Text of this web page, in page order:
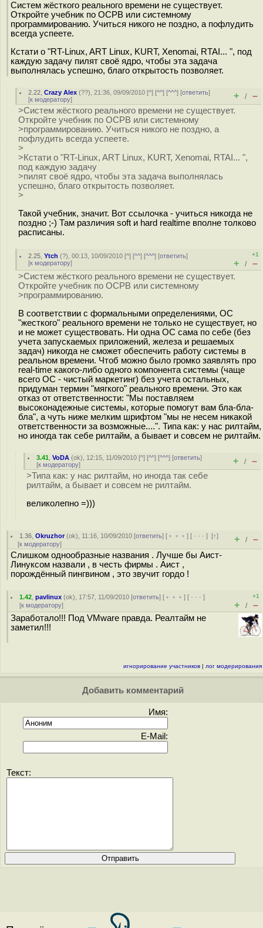
Систем жёсткого реального времени не существует.
Откройте учебник по ОСРВ или системному
программированию. Учиться никого не поздно, а пофлудить
всегда успеете.
Кстати о "RT-Linux, ART Linux, KURT, Xenomai, RTAI... ", под
каждую задачу пилят своё ядро, чтобы эта задача
выполнялась успешно, благо открытость позволяет.
2.22 ,Crazy Alex (??), 21:36, 09/09/2010 [^] [^^] [^^^] [ответить]
[к модератору] + / –
>Систем жёсткого реального времени не существует.
Откройте учебник по ОСРВ или системному
>программированию. Учиться никого не поздно, а
пофлудить всегда успеете.
>
>Кстати о "RT-Linux, ART Linux, KURT, Xenomai, RTAI... ",
под каждую задачу
>пилят своё ядро, чтобы эта задача выполнялась
успешно, благо открытость позволяет.
>
Такой учебник, значит. Вот ссылочка - учиться никогда не
поздно ;-) Там различия soft и hard realtime вполне толково
расписаны.
2.25 ,Ytch (?), 00:13, 10/09/2010 [^] [^^] [^^^] [ответить]
[к модератору]
+1
+ / –
>Систем жёсткого реального времени не существует.
Откройте учебник по ОСРВ или системному
>программированию.
В соответствии с формальными определениями, ОС
"жесткого" реального времени не только не существует, но
и не может существовать. Ни одна ОС сама по себе (без
учета запускаемых приложений, железа и решаемых
задач) никогда не сможет обеспечить работу системы в
реальном времени. Чтоб можно было громко заявлять про
real-time какого-либо одного компонента системы (чаще
всего ОС - чистый маркетинг) без учета остальных,
придуман термин "мягкого" реального времени. Это как
отказ от ответственности: "Мы поставляем
высоконадежные системы, которые помогут вам бла-бла-
бла", а чуть ниже мелким шрифтом "мы не несем никакой
ответственности за возможные....". Типа как: у нас рилтайм,
но иногда так себе рилтайм, а бывает и совсем не рилтайм.
3.41 ,VoDA (ok), 12:15, 11/09/2010 [^] [^^] [^^^] [ответить]
[к модератору] + / –
>Типа как: у нас рилтайм, но иногда так себе
рилтайм, а бывает и совсем не рилтайм.
великолепно =)))
1.36 ,Okruzhor(ok), 11:16, 10/09/2010 [ответить] [ ﹢﹢﹢] [ · · ·][↑]
[к модератору] + / –
Слишком однообразные названия . Лучше бы Аист-
Линуксом назвали , в честь фирмы . Аист ,
порождённый пингвином , это звучит гордо !
1.42 ,pavlinux (ok), 17:57, 11/09/2010 [ответить] [ ﹢﹢﹢] [ · · ·]
[к модератору]
+1
+ / –
Заработало!!! Под VMware правда. Реалтайм не
заметил!!!
игнорирование участников | лог модерирования
Добавить комментарий
Имя:
E-Mail:
Текст: